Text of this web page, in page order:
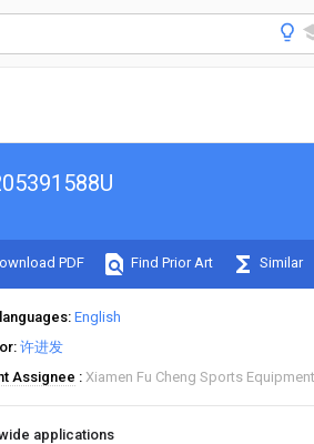
PDF Find Prior Art Similar
English
许进发
Assignee
Xiamen Fu Cheng Sports
applications